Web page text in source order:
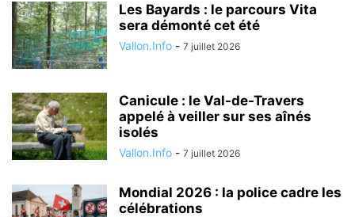
Les Bayards : le parcours Vita
sera démonté cet été
Vallon.Info - 7 juillet 2026
Canicule : le Val-de-Travers
appelé à veiller sur ses aînés
isolés
Vallon.Info - 7 juillet 2026
Mondial 2026 : la police cadre les
célébrations